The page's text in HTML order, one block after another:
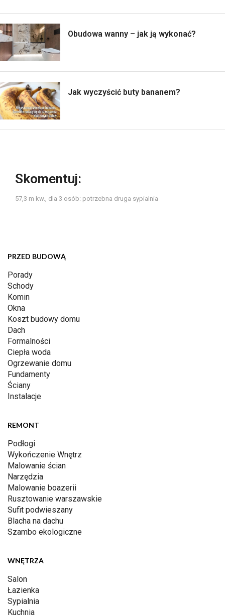
Obudowa wanny – jak ją wykonać?
Jak wyczyścić buty bananem?
Skomentuj:
57,3 m kw., dla 3 osób: potrzebna druga sypialnia
PRZED BUDOWĄ
Porady
Schody
Komin
Okna
Koszt budowy domu
Dach
Formalności
Ciepła woda
Ogrzewanie domu
Fundamenty
Ściany
Instalacje
REMONT
Podłogi
Wykończenie Wnętrz
Malowanie ścian
Narzędzia
Malowanie boazerii
Rusztowanie warszawskie
Sufit podwieszany
Blacha na dachu
Szambo ekologiczne
WNĘTRZA
Salon
Łazienka
Sypialnia
Kuchnia